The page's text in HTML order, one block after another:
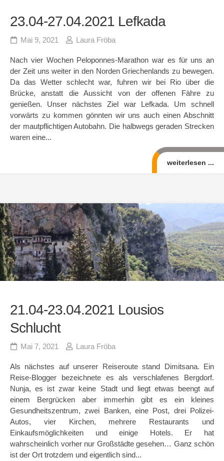
23.04-27.04.2021 Lefkada
Mai 9, 2021 Laura Fröba
Nach vier Wochen Peloponnes-Marathon war es für uns an
der Zeit uns weiter in den Norden Griechenlands zu bewegen.
Da das Wetter schlecht war, fuhren wir bei Rio über die
Brücke, anstatt die Aussicht von der offenen Fähre zu
genießen. Unser nächstes Ziel war Lefkada. Um schnell
vorwärts zu kommen gönnten wir uns auch einen Abschnitt
der mautpflichtigen Autobahn. Die halbwegs geraden Strecken
waren eine...
weiterlesen ...
21.04-23.04.2021 Lousios
Schlucht
Mai 7, 2021 Laura Fröba
Als nächstes auf unserer Reiseroute stand Dimitsana. Ein
Reise-Blogger bezeichnete es als verschlafenes Bergdorf.
Nunja, es ist zwar keine Stadt und liegt etwas beengt auf
einem Bergrücken aber immerhin gibt es ein kleines
Gesundheitszentrum, zwei Banken, eine Post, drei Polizei-
Autos, vier Kirchen, mehrere Restaurants und
Einkaufsmöglichkeiten und einige Hotels. Er hat
wahrscheinlich vorher nur Großstädte gesehen… Ganz schön
ist der Ort trotzdem und eigentlich sind...